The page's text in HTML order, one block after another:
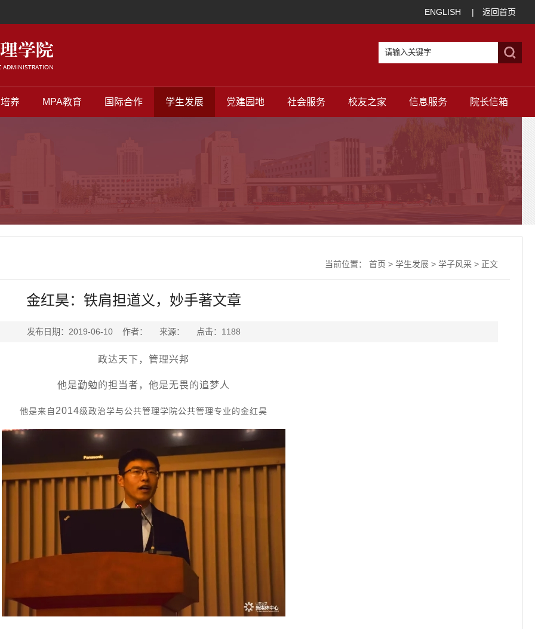
ENGLISH | 返回首页
养 MPA教育 国际合作 学生发展 党建园地 社会服务 校友之家 信息服务 院长信箱
当前位置： 首页 > 学生发展 > 学子风采 > 正文
金红昊：铁肩担道义，妙手著文章
发布日期：2019-06-10 作者： 来源： 点击： 1188
政达天下，管理兴邦
他是勤勉的担当者，他是无畏的追梦人
他是来自 2014级政治学与公共管理学院公共管理专业的金红昊